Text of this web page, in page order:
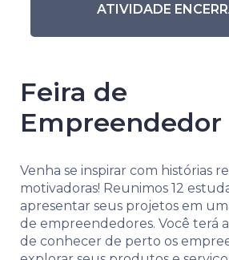
ATIVIDADE
Feira de
Empreendedor
Venha se inspirar com histórias
motivadoras! Reunimos 12
apresentar seus projetos em
de empreendedores. Você terá
de conhecer de perto os